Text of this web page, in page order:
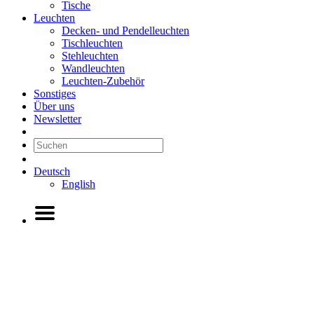
Tische
Leuchten
Decken- und Pendelleuchten
Tischleuchten
Stehleuchten
Wandleuchten
Leuchten-Zubehör
Sonstiges
Über uns
Newsletter
Deutsch
English